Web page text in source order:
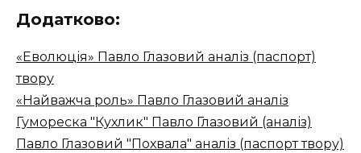
Додатково:
«Еволюція» Павло Глазовий аналіз (паспорт)
твору
«Найважча роль» Павло Глазовий аналіз
Гумореска "Кухлик" Павло Глазовий (аналіз)
Павло Глазовий "Похвала" аналіз (паспорт твору)